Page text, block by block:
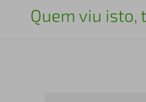
Quem viu isto,